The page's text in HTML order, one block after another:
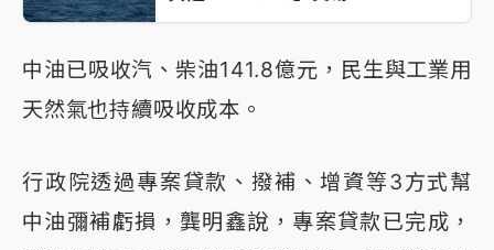
中油已吸收汽、柴油141.8億元，民生與工業用
天然氣也持續吸收成本。
行政院透過專案貸款、撥補、增資等3方式幫
中油彌補虧損，龔明鑫說，專案貸款已完成，